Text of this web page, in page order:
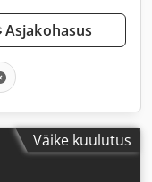
Asjakohasus
Väike kuulutus